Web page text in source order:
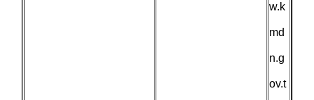
w.k
md
n.g
ov.t